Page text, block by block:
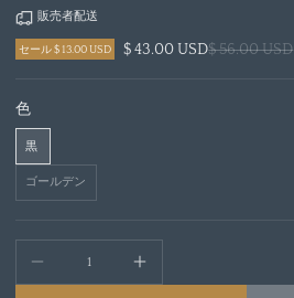
販売者配送
$ 43.00 USD$ 56.00 USD
セール $ 13.00 USD
色
黒
ゴールデン